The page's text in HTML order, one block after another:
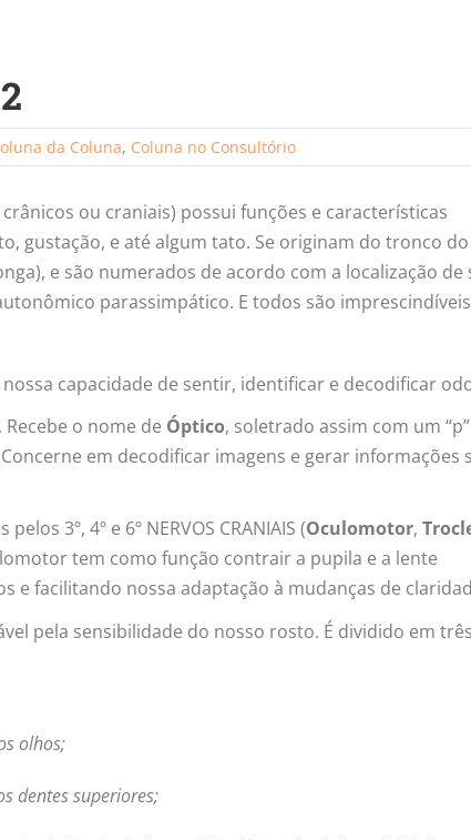
da Coluna, Coluna no Consultório
ou craniais) possui funções e características
gustação, e até algum tato. Se originam do tronco do
e são numerados de acordo com a localização de
parassimpático. E todos são
capacidade de sentir, identificar e decodificar
o nome de Óptico, soletrado assim com um
em decodificar imagens e gerar informações
3º, 4º e 6º NERVOS CRANIAIS (Oculomotor,
tem como função contrair a pupila e a lente
e facilitando nossa adaptação à mudanças de
pela sensibilidade do nosso rosto. É dividido em três
olhos;
dentes superiores;